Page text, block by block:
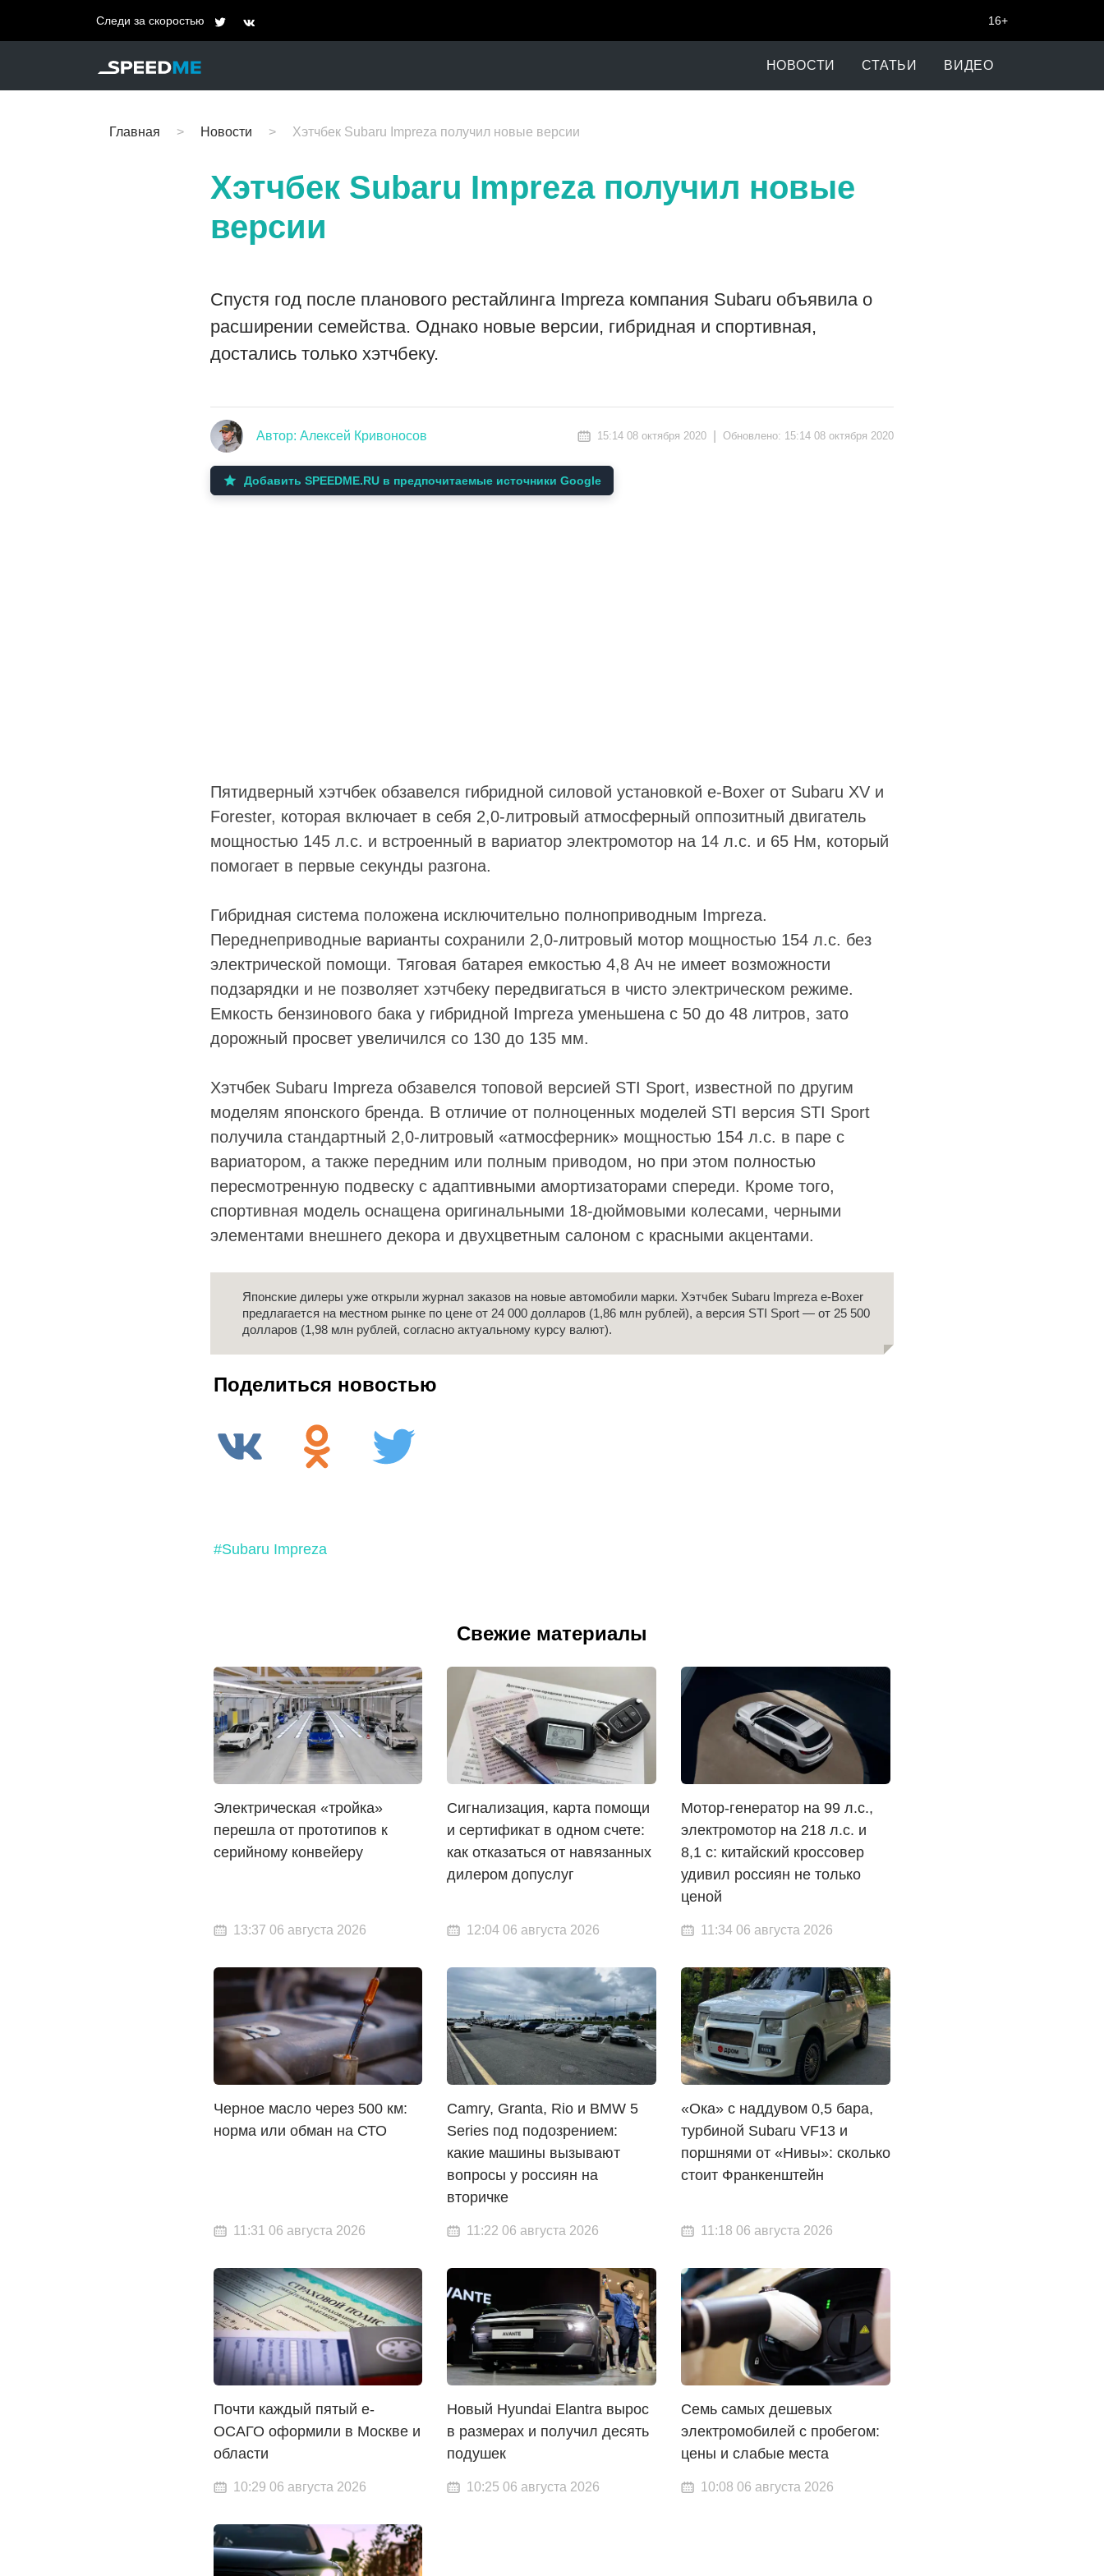
Следи за скоростью 16+
НОВОСТИ СТАТЬИ ВИДЕО
Главная Новости Хэтчбек Subaru Impreza получил новые версии
Хэтчбек Subaru Impreza получил новые
версии
Спустя год после планового рестайлинга Impreza компания Subaru объявила о
расширении семейства. Однако новые версии, гибридная и спортивная,
достались только хэтчбеку.
Автор: Алексей Кривоносов 15:14 08 октября 2020 Обновлено: 15:14 08 октября 2020
Добавить SPEEDME.RU в предпочитаемые источники Google
Пятидверный хэтчбек обзавелся гибридной силовой установкой e-Boxer от Subaru XV и
Forester, которая включает в себя 2,0-литровый атмосферный оппозитный двигатель
мощностью 145 л.с. и встроенный в вариатор электромотор на 14 л.с. и 65 Нм, который
помогает в первые секунды разгона.
Гибридная система положена исключительно полноприводным Impreza.
Переднеприводные варианты сохранили 2,0-литровый мотор мощностью 154 л.с. без
электрической помощи. Тяговая батарея емкостью 4,8 Ач не имеет возможности
подзарядки и не позволяет хэтчбеку передвигаться в чисто электрическом режиме.
Емкость бензинового бака у гибридной Impreza уменьшена с 50 до 48 литров, зато
дорожный просвет увеличился со 130 до 135 мм.
Хэтчбек Subaru Impreza обзавелся топовой версией STI Sport, известной по другим
моделям японского бренда. В отличие от полноценных моделей STI версия STI Sport
получила стандартный 2,0-литровый «атмосферник» мощностью 154 л.с. в паре с
вариатором, а также передним или полным приводом, но при этом полностью
пересмотренную подвеску с адаптивными амортизаторами спереди. Кроме того,
спортивная модель оснащена оригинальными 18-дюймовыми колесами, черными
элементами внешнего декора и двухцветным салоном с красными акцентами.
Японские дилеры уже открыли журнал заказов на новые автомобили марки. Хэтчбек Subaru Impreza e-Boxer
предлагается на местном рынке по цене от 24 000 долларов (1,86 млн рублей), а версия STI Sport — от 25 500
долларов (1,98 млн рублей, согласно актуальному курсу валют).
Поделиться новостью
#Subaru Impreza
Свежие материалы
Электрическая «тройка»
перешла от прототипов к
серийному конвейеру
13:37 06 августа 2026
Сигнализация, карта помощи
и сертификат в одном счете:
как отказаться от навязанных
дилером допуслуг
12:04 06 августа 2026
Мотор-генератор на 99 л.с.,
электромотор на 218 л.с. и
8,1 с: китайский кроссовер
удивил россиян не только
ценой
11:34 06 августа 2026
Черное масло через 500 км:
норма или обман на СТО
11:31 06 августа 2026
Camry, Granta, Rio и BMW 5
Series под подозрением:
какие машины вызывают
вопросы у россиян на
вторичке
11:22 06 августа 2026
«Ока» с наддувом 0,5 бара,
турбиной Subaru VF13 и
поршнями от «Нивы»: сколько
стоит Франкенштейн
11:18 06 августа 2026
Почти каждый пятый е-
ОСАГО оформили в Москве и
области
10:29 06 августа 2026
Новый Hyundai Elantra вырос
в размерах и получил десять
подушек
10:25 06 августа 2026
Семь самых дешевых
электромобилей с пробегом:
цены и слабые места
10:08 06 августа 2026